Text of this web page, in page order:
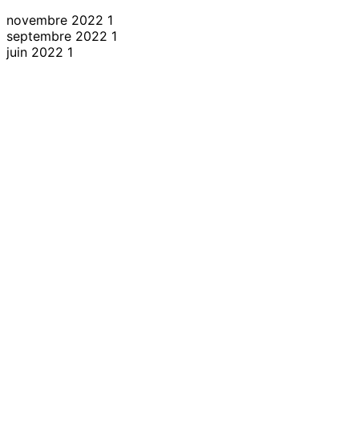
novembre 2022 1
septembre 2022 1
juin 2022 1